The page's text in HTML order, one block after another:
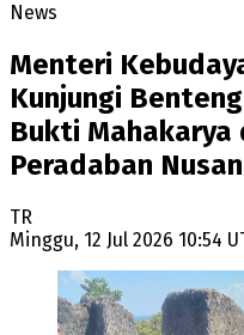
News
Menteri
Kunjungi
Bukti Mahakarya
Peradaban
TR
Minggu, 12 Jul 2026 10:54